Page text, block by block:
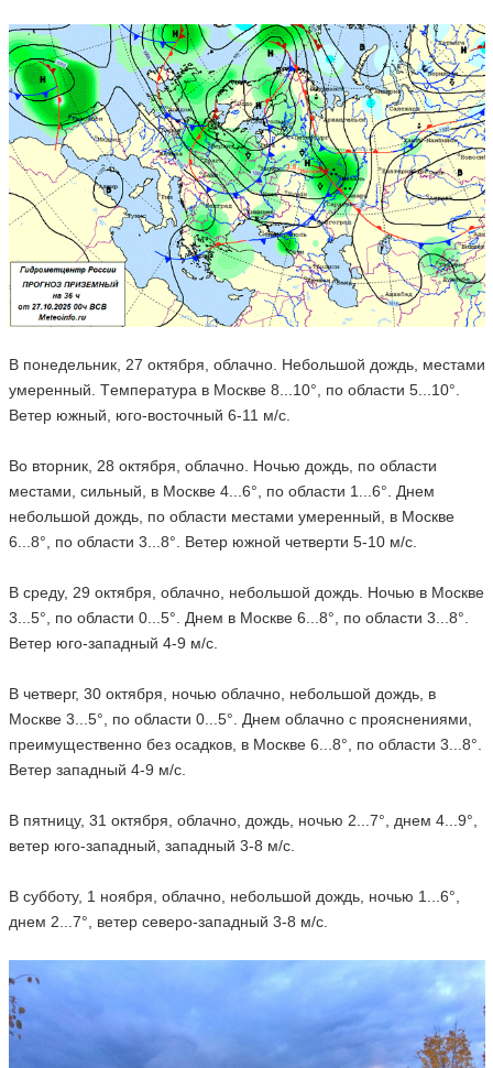
В понедельник, 27 октября, облачно. Небольшой дождь, местами
умеренный. Tемпература в Москве 8...10°, по области 5...10°.
Ветер южный, юго-восточный 6-11 м/с.
Во вторник, 28 октября, облачно. Ночью дождь, по области
местами, сильный, в Москве 4...6°, по области 1...6°. Днем
небольшой дождь, по области местами умеренный, в Москве
6...8°, по области 3...8°. Ветер южной четверти 5-10 м/с.
В среду, 29 октября, облачно, небольшой дождь. Ночью в Москве
3...5°, по области 0...5°. Днем в Москве 6...8°, по области 3...8°.
Ветер юго-западный 4-9 м/с.
В четверг, 30 октября, ночью облачно, небольшой дождь, в
Москве 3...5°, по области 0...5°. Днем облачно с прояснениями,
преимущественно без осадков, в Москве 6...8°, по области 3...8°.
Ветер западный 4-9 м/с.
В пятницу, 31 октября, облачно, дождь, ночью 2...7°, днем 4...9°,
ветер юго-западный, западный 3-8 м/с.
В субботу, 1 ноября, облачно, небольшой дождь, ночью 1...6°,
днем 2...7°, ветер северо-западный 3-8 м/с.